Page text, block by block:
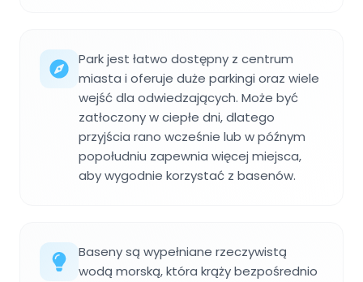
Park jest łatwo dostępny z centrum
miasta i oferuje duże parkingi oraz wiele
wejść dla odwiedzających. Może być
zatłoczony w ciepłe dni, dlatego
przyjścia rano wcześnie lub w późnym
popołudniu zapewnia więcej miejsca,
aby wygodnie korzystać z basenów.
Baseny są wypełniane rzeczywistą
wodą morską, która krąży bezpośrednio